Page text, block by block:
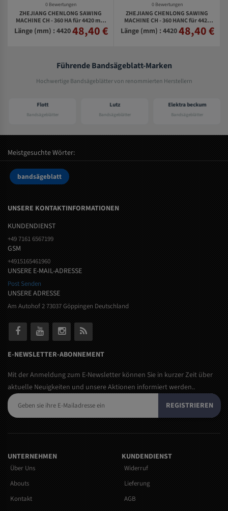
0 Bewertungen
ZHEJIANG CHENLONG SAWING
MACHINE CH - 360 HA für 4420 mm
Bi-Metall Bandsägeblätter
Länge (mm) : 442048,40 €
0 Bewertungen
ZHEJIANG CHENLONG SAWING
MACHINE CH - 360 HANC für 4420
mm Bi-Metall Bandsägeblätter
Länge (mm) : 442048,40 €
Führende Bandsägeblatt-Marken
Hochwertige Bandsägeblätter von renommierten Herstellern
Flott
Bandsägeblätter
Lutz
Bandsägeblätter
Elektra beckum
Bandsägeblätter
Meistgesuchte Wörter:
bandsägeblatt
UNSERE KONTAKTINFORMATIONEN
KUNDENDIENST
+49 7161 6567199
GSM
+4915165461960
UNSERE E-MAIL-ADRESSE
Post Senden
UNSERE ADRESSE
Am Autohof 2 73037 Göppingen Deutschland
E-NEWSLETTER-ABONNEMENT
Mit der Anmeldung zum E-Newsletter können Sie in kurzer Zeit über
aktuelle Neuigkeiten und unsere Aktionen informiert werden..
REGISTRIEREN
UNTERNEHMEN
Über Uns
Abouts
Kontakt
KUNDENDIENST
Widerruf
Lieferung
AGB